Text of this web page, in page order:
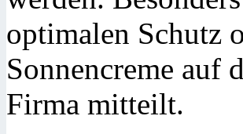
optimalen Schutz
Sonnencreme auf
Firma mitteilt.